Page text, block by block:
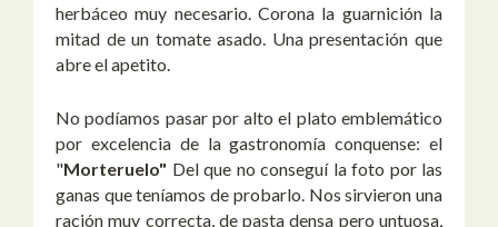
herbáceo muy necesario. Corona la guarnición la
mitad de un tomate asado. Una presentación que
abre el apetito.
No podíamos pasar por alto el plato emblemático
por excelencia de la gastronomía conquense: el
"Morteruelo" Del que no conseguí la foto por las
ganas que teníamos de probarlo. Nos sirvieron una
ración muy correcta, de pasta densa pero untuosa,